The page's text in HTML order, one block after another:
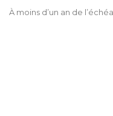
À moins d’un an de